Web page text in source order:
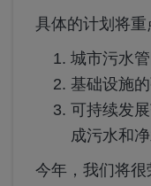
具体的计划将重
城市污水
基础设施
可持续发
成污水和
今年，我们将很